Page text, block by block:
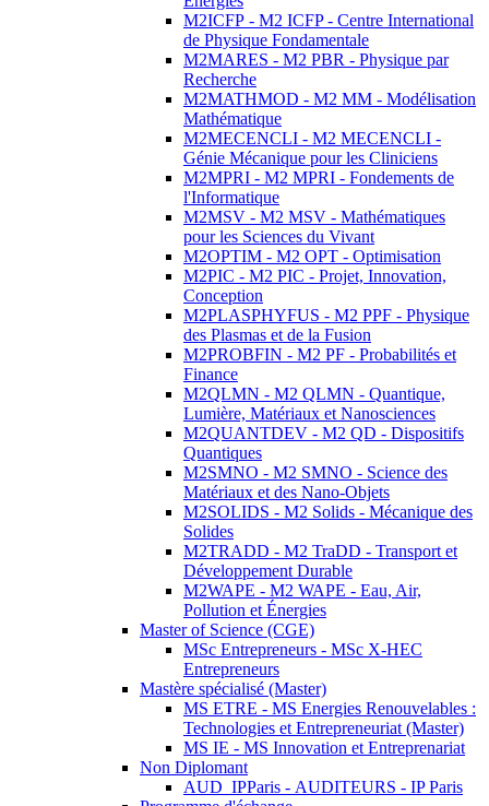
M2ICFP - M2 ICFP - Centre International
de Physique Fondamentale
M2MARES - M2 PBR - Physique par
Recherche
M2MATHMOD - M2 MM - Modélisation
Mathématique
M2MECENCLI - M2 MECENCLI -
Génie Mécanique pour les Cliniciens
M2MPRI - M2 MPRI - Fondements de
l'Informatique
M2MSV - M2 MSV - Mathématiques
pour les Sciences du Vivant
M2OPTIM - M2 OPT - Optimisation
M2PIC - M2 PIC - Projet, Innovation,
Conception
M2PLASPHYFUS - M2 PPF - Physique
des Plasmas et de la Fusion
M2PROBFIN - M2 PF - Probabilités et
Finance
M2QLMN - M2 QLMN - Quantique,
Lumière, Matériaux et Nanosciences
M2QUANTDEV - M2 QD - Dispositifs
Quantiques
M2SMNO - M2 SMNO - Science des
Matériaux et des Nano-Objets
M2SOLIDS - M2 Solids - Mécanique des
Solides
M2TRADD - M2 TraDD - Transport et
Développement Durable
M2WAPE - M2 WAPE - Eau, Air,
Pollution et Énergies
Master of Science (CGE)
MSc Entrepreneurs - MSc X-HEC
Entrepreneurs
Mastère spécialisé (Master)
MS ETRE - MS Energies Renouvelables :
Technologies et Entrepreneuriat (Master)
MS IE - MS Innovation et Entreprenariat
Non Diplomant
AUD_IPParis - AUDITEURS - IP Paris